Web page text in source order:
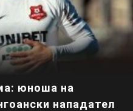
юноша на
нападател